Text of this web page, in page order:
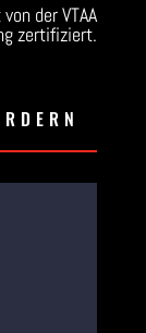
der VTAA
zertifiziert.